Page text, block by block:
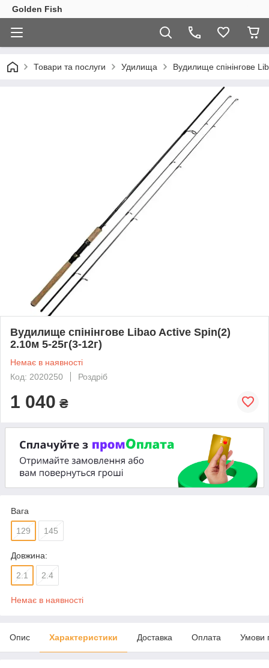
Golden Fish
Товари та послуги Удилища Вудилище спінінгове
Вудилище спінінгове Libao Active Spin(2)
2.10м 5-25г(3-12г)
Немає в наявності
Код: 2020250
Роздріб
1 040 ₴
Вага
129 145
Довжина:
2.1 2.4
Немає в наявності
Опис Характеристики Доставка Оплата Умови